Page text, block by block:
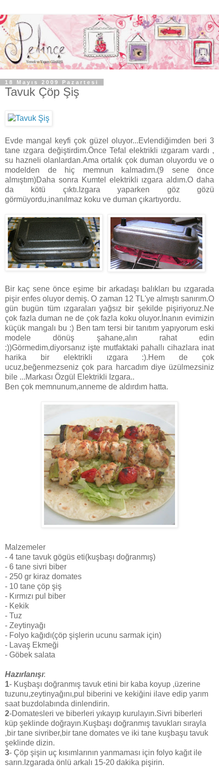
18 Mayıs 2009 Pazartesi
Tavuk Çöp Şiş
Evde mangal keyfi çok güzel oluyor...Evlendiğimden beri 3
tane ızgara değiştirdim.Önce Tefal elektrikli ızgaram vardı ,
su hazneli olanlardan.Ama ortalık çok duman oluyordu ve o
modelden de hiç memnun kalmadım.(9 sene önce
almıştım)Daha sonra Kumtel elektrikli ızgara aldım.O daha
da kötü çıktı.Izgara yaparken göz gözü
görmüyordu,inanılmaz koku ve duman çıkartıyordu.
Bir kaç sene önce eşime bir arkadaşı balıkları bu ızgarada
pişir enfes oluyor demiş. O zaman 12 TL'ye almıştı sanırım.O
gün bugün tüm ızgaraları yağsız bir şekilde pişiriyoruz.Ne
çok fazla duman ne de çok fazla koku oluyor.İnanın evimizin
küçük mangalı bu :) Ben tam tersi bir tanıtım yapıyorum eski
modele dönüş şahane,alın rahat edin
:))Görmedim,diyorsanız işte mutfaktaki pahallı cihazlara inat
harika bir elektrikli ızgara :).Hem de çok
ucuz,beğenmezseniz çok para harcadım diye üzülmezsiniz
bile ...Markası Özgül Elektrikli Izgara..
Ben çok memnunum,anneme de aldırdım hatta.
Malzemeler
- 4 tane tavuk gögüs eti(kuşbaşı doğranmış)
- 6 tane sivri biber
- 250 gr kiraz domates
- 10 tane çöp şiş
- Kırmızı pul biber
- Kekik
- Tuz
- Zeytinyağı
- Folyo kağıdı(çöp şişlerin ucunu sarmak için)
- Lavaş Ekmeği
- Göbek salata
Hazırlanışı:
1- Kuşbaşı doğranmış tavuk etini bir kaba koyup ,üzerine
tuzunu,zeytinyağını,pul biberini ve kekiğini ilave edip yarım
saat buzdolabında dinlendirin.
2-Domatesleri ve biberleri yıkayıp kurulayın.Sivri biberleri
küp şeklinde doğrayın.Kuşbaşı doğranmış tavukları sırayla
,bir tane sivriber,bir tane domates ve iki tane kuşbaşu tavuk
şeklinde dizin.
3- Çöp şişin uç kısımlarının yanmaması için folyo kağıt ile
sarın.Izgarada önlü arkalı 15-20 dakika pişirin.